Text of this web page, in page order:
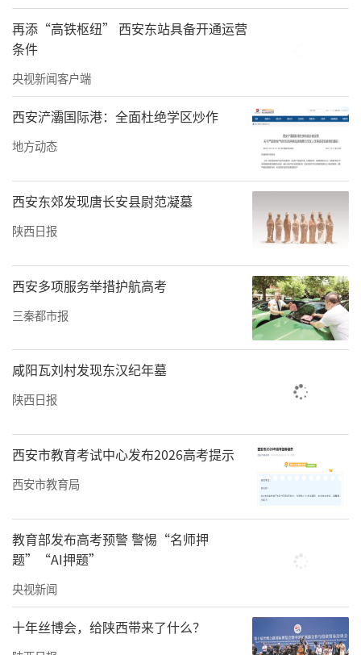
再添“高铁枢纽” 西安东站具备开通运营
条件
央视新闻客户端
西安浐灞国际港：全面杜绝学区炒作
地方动态
西安东郊发现唐长安县尉范凝墓
陕西日报
西安多项服务举措护航高考
三秦都市报
咸阳瓦刘村发现东汉纪年墓
陕西日报
西安市教育考试中心发布2026高考提示
西安市教育局
教育部发布高考预警 警惕“名师押
题”“AI押题”
央视新闻
十年丝博会，给陕西带来了什么？